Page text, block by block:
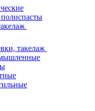
такелаж